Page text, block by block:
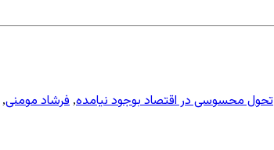
تحول محسوسی در اقتصاد بوجود نیامده, فرشاد مومنی,